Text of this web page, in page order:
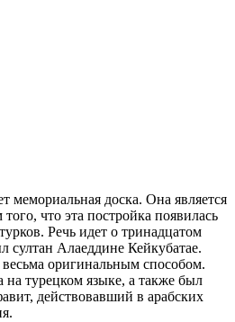
доска. Она является
что эта постройка появилась
Речь идет о тринадцатом
султан Алаеддине Кейкубатае.
оригинальным способом.
турецком языке, а также был
действовавший в арабских